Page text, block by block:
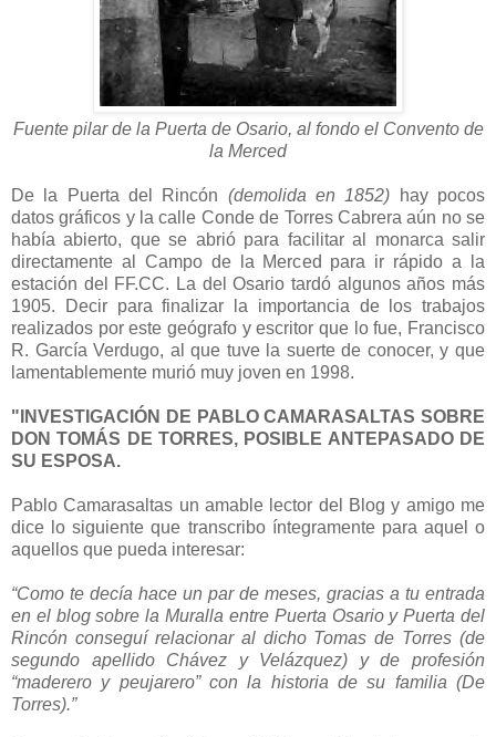
Fuente pilar de la Puerta de Osario, al fondo el Convento de
la Merced
De la Puerta del Rincón (demolida en 1852)
hay pocos
datos gráficos y la calle Conde de Torres Cabrera aún no se
había abierto, que se abrió para facilitar al monarca salir
directamente al Campo de la Merced para ir rápido a la
estación del FF.CC. La del Osario tardó algunos años más
1905. Decir para finalizar la importancia de los trabajos
realizados por este geógrafo y escritor que lo fue, Francisco
R. García Verdugo, al que tuve la suerte de conocer, y que
lamentablemente murió muy joven en 1998.
"INVESTIGACIÓN DE PABLO CAMARASALTAS SOBRE
DON TOMÁS DE TORRES, POSIBLE ANTEPASADO DE
SU ESPOSA.
Pablo Camarasaltas un amable lector del Blog y amigo me
dice lo siguiente que transcribo íntegramente para aquel o
aquellos que pueda interesar:
“Como te decía hace un par de meses, gracias a tu entrada
en el blog sobre la Muralla entre Puerta Osario y Puerta del
Rincón conseguí relacionar al dicho Tomas de Torres (de
segundo apellido Chávez y Velázquez) y de profesión
“maderero y peujarero” con la historia de su familia (De
Torres).”